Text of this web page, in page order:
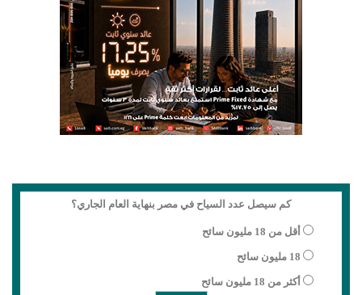
كم سيصل عدد السياح في مصر بنهاية العام الجاري؟
أقل من 18 مليون سائح
18 مليون سائح
أكثر من 18 مليون سائح